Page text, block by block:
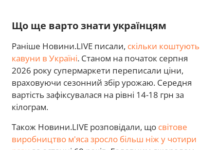
Що ще варто знати українцям
Раніше Новини.LIVE писали, скільки коштують
кавуни в Україні. Станом на початок серпня
2026 року супермаркети переписали ціни,
враховуючи сезонний збір урожаю. Середня
вартість зафіксувалася на рівні 14-18 грн за
кілограм.
Також Новини.LIVE розповідали, що світове
виробництво м'яса зросло більш ніж у чотири